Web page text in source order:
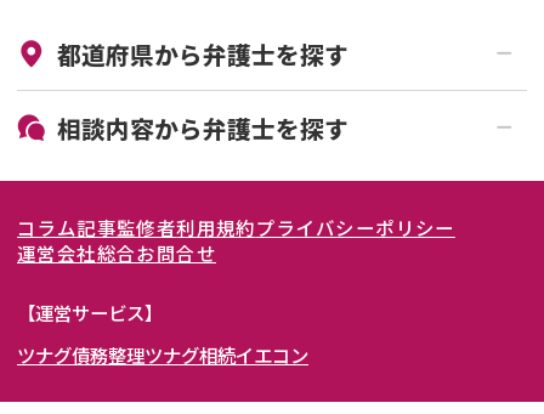
初回相談無料
土日祝の相談可能
都道府県から弁護士を探す
北海道・東北
北海道 青森県
岩手県 宮城県
秋田県
福島県
関東
東京都 神奈川県
埼玉県
茨城県 群馬県
東海
愛知県
岐阜県 山梨県
関西
大阪府 京都府
北陸・甲信越
相談内容から弁護士を探す
離婚裁判
親権・面会交流権
不貞・不倫慰謝料請求
養育費問題
財産分与
コラム記事監修者利用規約プライバシーポリシー
運営会社総合お問合せ
【運営サービス】
ツナグ債務整理ツナグ相続イエコン